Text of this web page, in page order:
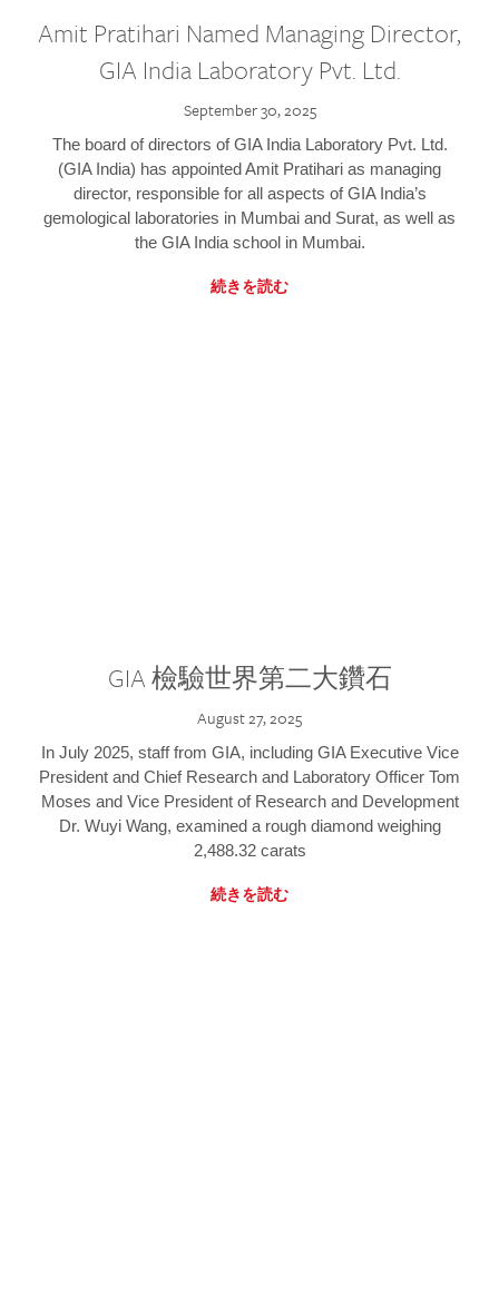
Amit Pratihari Named Managing Director,
GIA India Laboratory Pvt. Ltd.
September 30, 2025
The board of directors of GIA India Laboratory Pvt. Ltd.
(GIA India) has appointed Amit Pratihari as managing
director, responsible for all aspects of GIA India’s
gemological laboratories in Mumbai and Surat, as well as
the GIA India school in Mumbai.
続きを読む
GIA 檢驗世界第二大鑽石
August 27, 2025
In July 2025, staff from GIA, including GIA Executive Vice
President and Chief Research and Laboratory Officer Tom
Moses and Vice President of Research and Development
Dr. Wuyi Wang, examined a rough diamond weighing
2,488.32 carats
続きを読む